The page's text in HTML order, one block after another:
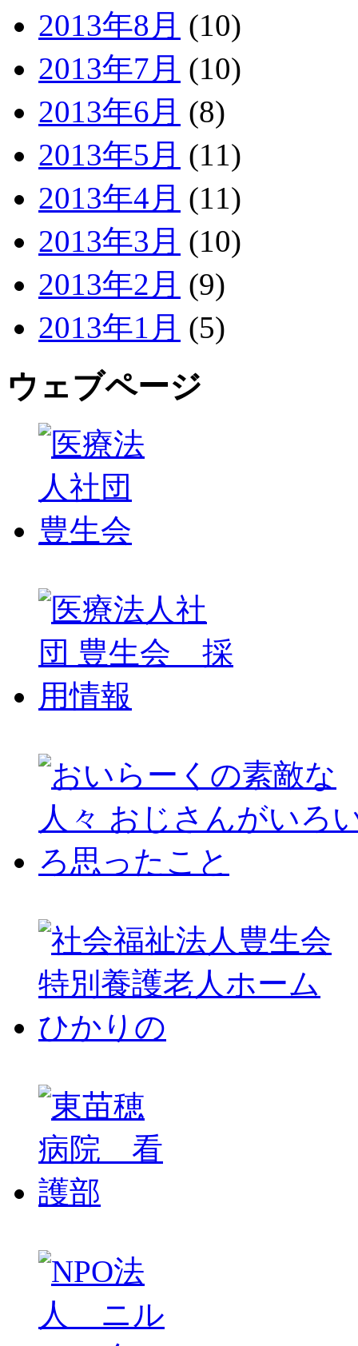
2013年8月 (10)
2013年7月 (10)
2013年6月 (8)
2013年5月 (11)
2013年4月 (11)
2013年3月 (10)
2013年2月 (9)
2013年1月 (5)
ウェブページ